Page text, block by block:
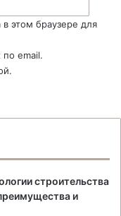
этом браузере для
email.
строительства
и